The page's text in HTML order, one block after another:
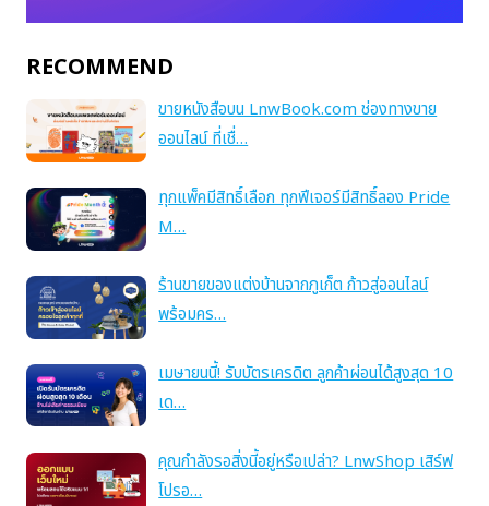
RECOMMEND
ขายหนังสือบน LnwBook.com ช่องทางขาย
ออนไลน์ ที่เชื่…
ทุกแพ็คมีสิทธิ์เลือก ทุกฟีเจอร์มีสิทธิ์ลอง Pride
M…
ร้านขายของแต่งบ้านจากภูเก็ต ก้าวสู่ออนไลน์
พร้อมคร…
เมษายนนี้! รับบัตรเครดิต ลูกค้าผ่อนได้สูงสุด 10
เด…
คุณกำลังรอสิ่งนี้อยู่หรือเปล่า? LnwShop เสิร์ฟ
โปรอ…